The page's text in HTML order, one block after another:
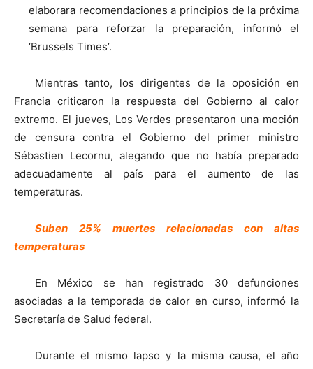
elaborara recomendaciones a principios de la próxima
semana para reforzar la preparación, informó el
‘Brussels Times’.
Mientras tanto, los dirigentes de la oposición en
Francia criticaron la respuesta del Gobierno al calor
extremo. El jueves, Los Verdes presentaron una moción
de censura contra el Gobierno del primer ministro
Sébastien Lecornu, alegando que no había preparado
adecuadamente al país para el aumento de las
temperaturas.
Suben 25% muertes relacionadas con altas
temperaturas
En México se han registrado 30 defunciones
asociadas a la temporada de calor en curso, informó la
Secretaría de Salud federal.
Durante el mismo lapso y la misma causa, el año